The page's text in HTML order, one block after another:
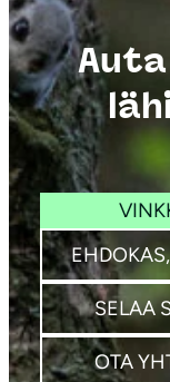
SELAA
OTA